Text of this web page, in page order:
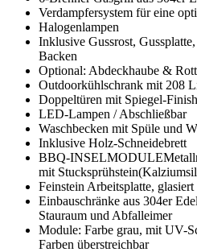
Verdampfersystem für eine
Halogenlampen
Inklusive Gussrost,
Backen
Optional: Abdeckhaube &
Outdoorkühlschrank mit 208
Doppeltüren mit Spiegel-Finish
LED-Lampen / Abschließbar
Waschbecken mit Spüle und
Inklusive Holz-Schneidebrett
BBQ-
mit
Feinstein Arbeitsplatte, glasiert
Einbauschränke aus 304er
Stauraum und Abfalleimer
Module: Farbe grau, mit UV-
Farben überstreichbar